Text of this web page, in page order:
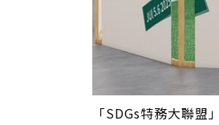
「SDGs特務大聯